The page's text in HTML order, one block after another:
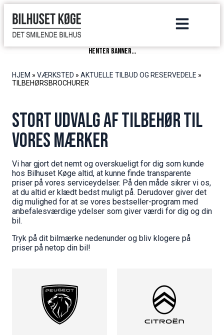
henter banner...
HJEM » VÆRKSTED » AKTUELLE TILBUD OG RESERVEDELE »
TILBEHØRSBROCHURER
Stort udvalg af tilbehør til
vores mærker
Vi har gjort det nemt og overskueligt for dig som kunde
hos Bilhuset Køge altid, at kunne finde transparente
priser på vores serviceydelser. På den måde sikrer vi os,
at du altid er klædt bedst muligt på. Derudover giver det
dig mulighed for at se vores bestseller-program med
anbefalesværdige ydelser som giver værdi for dig og din
bil.
Tryk på dit bilmærke nedenunder og bliv klogere på
priser på netop din bil!